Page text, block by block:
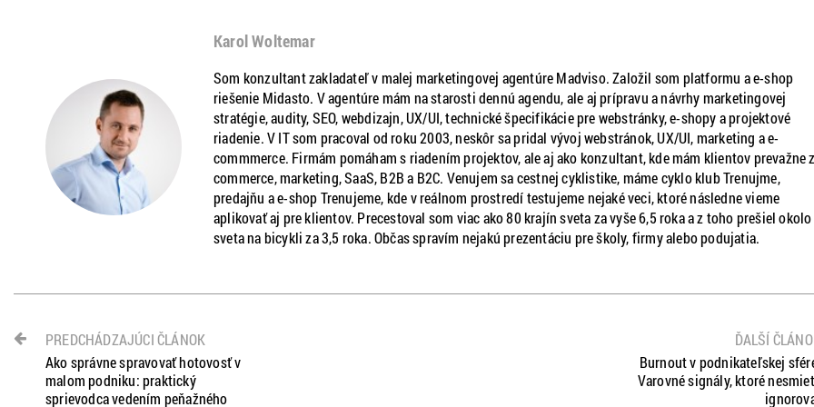
Karol Woltemar
Som konzultant zakladateľ v malej marketingovej agentúre Madviso. Založil som platformu a e-shop
riešenie Midasto. V agentúre mám na starosti dennú agendu, ale aj prípravu a návrhy marketingovej
stratégie, audity, SEO, webdizajn, UX/UI, technické špecifikácie pre webstránky, e-shopy a projektové
riadenie. V IT som pracoval od roku 2003, neskôr sa pridal vývoj webstránok, UX/UI, marketing a e-
commmerce. Firmám pomáham s riadením projektov, ale aj ako konzultant, kde mám klientov prevažne
commerce, marketing, SaaS, B2B a B2C. Venujem sa cestnej cyklistike, máme cyklo klub Trenujme,
predajňu a e-shop Trenujeme, kde v reálnom prostredí testujeme nejaké veci, ktoré následne vieme
aplikovať aj pre klientov. Precestoval som viac ako 80 krajín sveta za vyše 6,5 roka a z toho prešiel okolo
sveta na bicykli za 3,5 roka. Občas spravím nejakú prezentáciu pre školy, firmy alebo podujatia.
PREDCHÁDZAJÚCI ČLÁNOK
Ako správne spravovať hotovosť v
malom podniku: praktický
sprievodca vedením peňažného
ĎALŠÍ
Burnout v podnikateľskej
Varovné signály, ktoré